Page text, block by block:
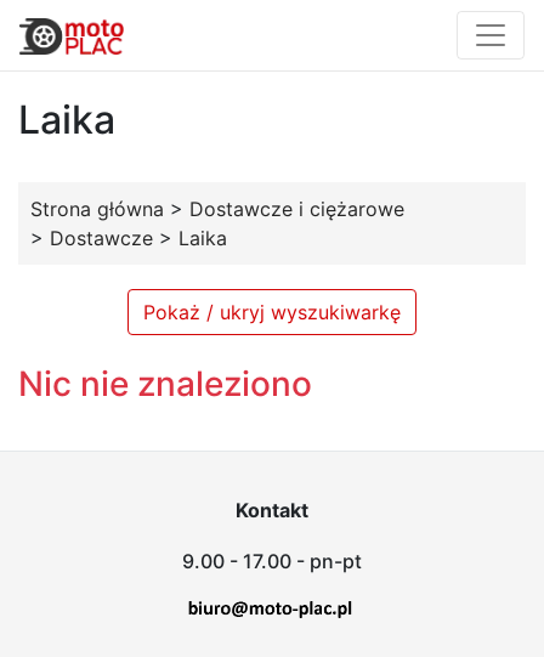
Laika
Strona główna > Dostawcze i ciężarowe
> Dostawcze > Laika
Pokaż / ukryj wyszukiwarkę
Nic nie znaleziono
Kontakt
9.00 - 17.00 - pn-pt